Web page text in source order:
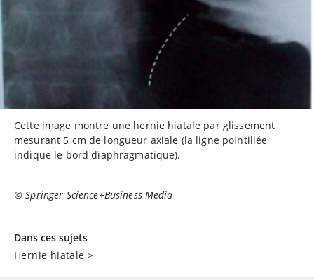
Cette image montre une hernie hiatale par glissement
mesurant 5 cm de longueur axiale (la ligne pointillée
indique le bord diaphragmatique).
© Springer Science+Business Media
Dans ces sujets
Hernie hiatale >